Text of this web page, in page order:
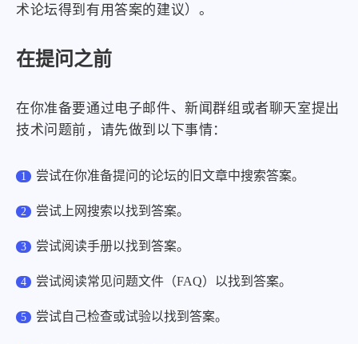
术论坛得到有用答案的建议）。
在提问之前
在你准备要通过电子邮件、新闻群组或者聊天室提出
技术问题前，请先做到以下事情：
尝试在你准备提问的论坛的旧文章中搜索答案。
尝试上网搜索以找到答案。
尝试阅读手册以找到答案。
尝试阅读常见问题文件（FAQ）以找到答案。
尝试自己检查或试验以找到答案。